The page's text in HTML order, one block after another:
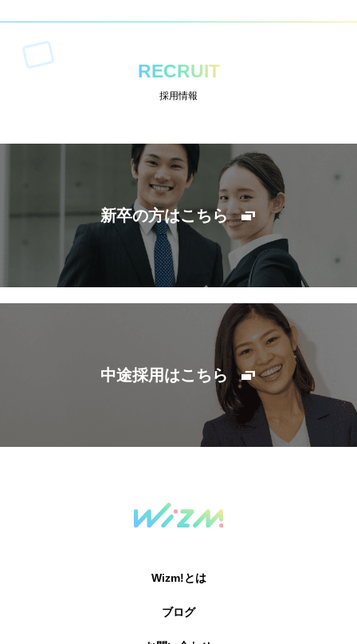
RECRUIT
採用情報
新卒の方はこちら
中途採用はこちら
Wizm!とは
ブログ